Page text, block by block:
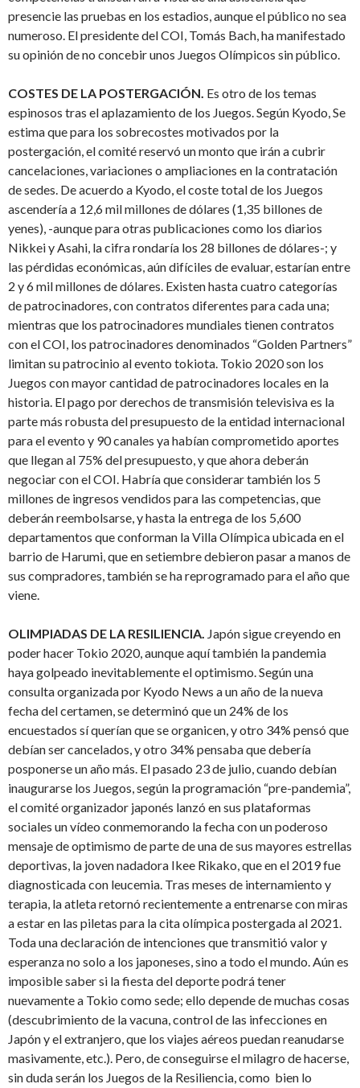
presencie las pruebas en los estadios, aunque el público no sea
numeroso. El presidente del COI, Tomás Bach, ha manifestado
su opinión de no concebir unos Juegos Olímpicos sin público.
COSTES DE LA POSTERGACIÓN. Es otro de los temas
espinosos tras el aplazamiento de los Juegos. Según Kyodo, Se
estima que para los sobrecostes motivados por la
postergación, el comité reservó un monto que irán a cubrir
cancelaciones, variaciones o ampliaciones en la contratación
de sedes. De acuerdo a Kyodo, el coste total de los Juegos
ascendería a 12,6 mil millones de dólares (1,35 billones de
yenes), -aunque para otras publicaciones como los diarios
Nikkei y Asahi, la cifra rondaría los 28 billones de dólares-; y
las pérdidas económicas, aún difíciles de evaluar, estarían entre
2 y 6 mil millones de dólares. Existen hasta cuatro categorías
de patrocinadores, con contratos diferentes para cada una;
mientras que los patrocinadores mundiales tienen contratos
con el COI, los patrocinadores denominados “Golden Partners”
limitan su patrocinio al evento tokiota. Tokio 2020 son los
Juegos con mayor cantidad de patrocinadores locales en la
historia. El pago por derechos de transmisión televisiva es la
parte más robusta del presupuesto de la entidad internacional
para el evento y 90 canales ya habían comprometido aportes
que llegan al 75% del presupuesto, y que ahora deberán
negociar con el COI. Habría que considerar también los 5
millones de ingresos vendidos para las competencias, que
deberán reembolsarse, y hasta la entrega de los 5,600
departamentos que conforman la Villa Olímpica ubicada en el
barrio de Harumi, que en setiembre debieron pasar a manos de
sus compradores, también se ha reprogramado para el año que
viene.
OLIMPIADAS DE LA RESILIENCIA. Japón sigue creyendo en
poder hacer Tokio 2020, aunque aquí también la pandemia
haya golpeado inevitablemente el optimismo. Según una
consulta organizada por Kyodo News a un año de la nueva
fecha del certamen, se determinó que un 24% de los
encuestados sí querían que se organicen, y otro 34% pensó que
debían ser cancelados, y otro 34% pensaba que debería
posponerse un año más. El pasado 23 de julio, cuando debían
inaugurarse los Juegos, según la programación “pre-pandemia”,
el comité organizador japonés lanzó en sus plataformas
sociales un vídeo conmemorando la fecha con un poderoso
mensaje de optimismo de parte de una de sus mayores estrellas
deportivas, la joven nadadora Ikee Rikako, que en el 2019 fue
diagnosticada con leucemia. Tras meses de internamiento y
terapia, la atleta retornó recientemente a entrenarse con miras
a estar en las piletas para la cita olímpica postergada al 2021.
Toda una declaración de intenciones que transmitió valor y
esperanza no solo a los japoneses, sino a todo el mundo. Aún es
imposible saber si la fiesta del deporte podrá tener
nuevamente a Tokio como sede; ello depende de muchas cosas
(descubrimiento de la vacuna, control de las infecciones en
Japón y el extranjero, que los viajes aéreos puedan reanudarse
masivamente, etc.). Pero, de conseguirse el milagro de hacerse,
sin duda serán los Juegos de la Resiliencia, como bien lo